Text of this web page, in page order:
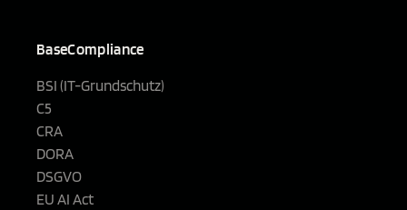
BaseCompliance
BSI (IT-Grundschutz)
C5
CRA
DORA
DSGVO
EU AI Act